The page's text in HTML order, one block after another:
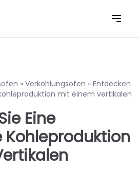
» Verkohlungsofen » Entdecken
mit einem vertikalen
Eine
Kohleproduktion